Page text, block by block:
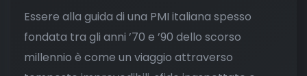
Essere alla guida di una PMI italiana spesso
fondata tra gli anni ’70 e ’90 dello scorso
millennio è come un viaggio attraverso